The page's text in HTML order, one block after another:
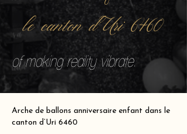
le canton d’Uri 6460
of making reality vibrate.
Arche de ballons anniversaire enfant dans le
canton d’Uri 6460